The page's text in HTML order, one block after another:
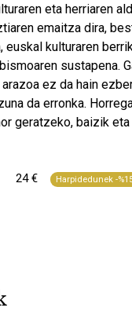
eta herriaren
emaitza dira,
euskal kulturaren
sustapena.
ez da hain
da erronka.
geratzeko, baizik eta
24 € Harpidedunek -